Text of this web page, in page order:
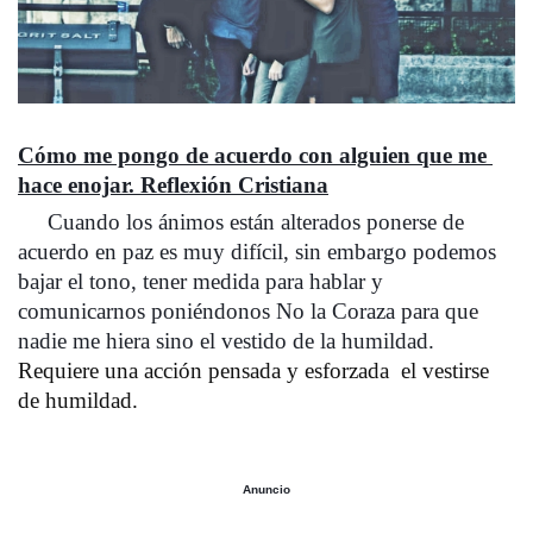
Cómo me pongo de acuerdo con alguien que me
hace enojar. Reflexión Cristiana
acuerdo en paz es muy difícil, sin embargo podemos
bajar el tono, tener medida para hablar y
comunicarnos poniéndonos No la Coraza para que
Requiere una acción pensada y esforzada  el vestirse
de humildad.
Anuncio